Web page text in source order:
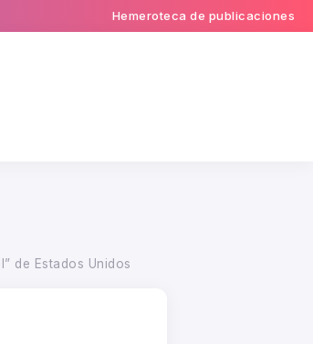
Hemeroteca de publicaciones
de Estados Unidos